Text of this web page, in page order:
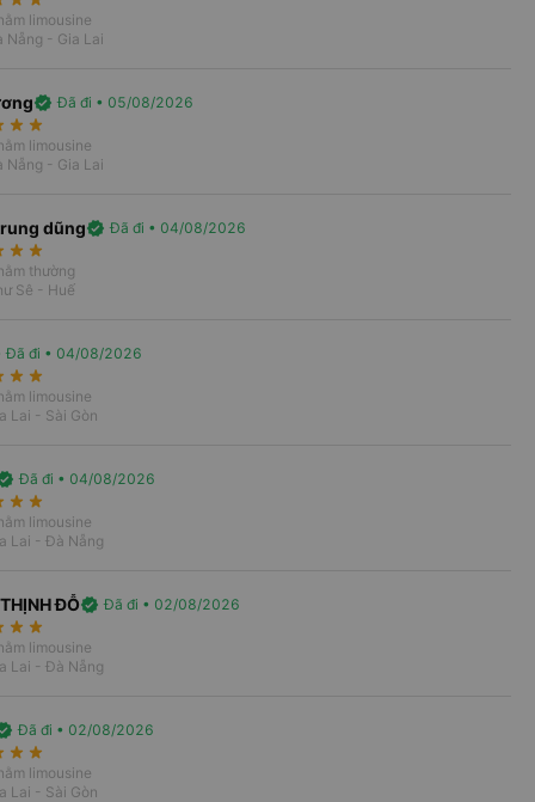
20 chuyến
Xem tất cả chuyến
limousine
Nẵng - Gia Lai
verified Đã đi • 05/08/2026
star_rate star_rate
limousine
Nẵng - Gia Lai
dũngverified Đã đi • 04/08/2026
star_rate star_rate
thường
Sê - Huế
Đã đi • 04/08/2026
star_rate star_rate
limousine
Lai - Sài Gòn
Đã đi • 04/08/2026
star_rate star_rate
limousine
Lai - Đà Nẵng
ĐỖverified Đã đi • 02/08/2026
star_rate star_rate
limousine
Lai - Đà Nẵng
Đã đi • 02/08/2026
star_rate star_rate
limousine
Lai - Sài Gòn